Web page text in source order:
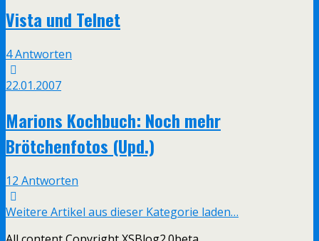
Vista und Telnet
4 Antworten
22.01.2007
Marions Kochbuch: Noch mehr
Brötchenfotos (Upd.)
12 Antworten
Weitere Artikel aus dieser Kategorie laden…